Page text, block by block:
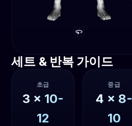
세트 & 반복 가이드
초급
3 x 10-
12
중급
4 x 8-
10